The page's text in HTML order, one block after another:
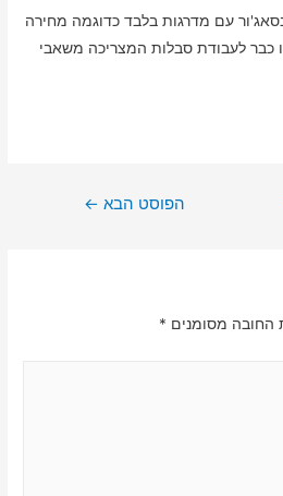
עם מדרגות בלבד כדוגמה מחירה
כבר לעבודת סבלות המצריכה משאבי
הפוסט הבא ←
החובה מסומנים *